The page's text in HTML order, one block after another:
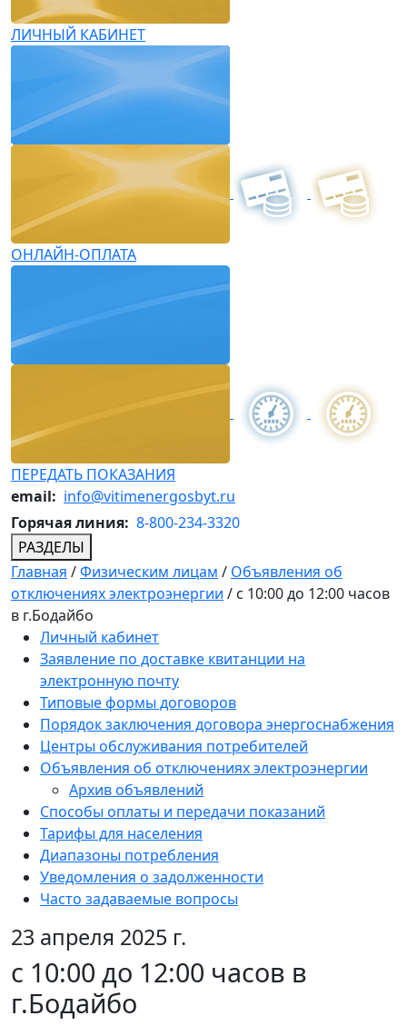
ЛИЧНЫЙ КАБИНЕТ
ОНЛАЙН-ОПЛАТА
ПЕРЕДАТЬ ПОКАЗАНИЯ
email: info@vitimenergosbyt.ru
Горячая линия: 8-800-234-3320
РАЗДЕЛЫ
Главная /Физическим лицам / Объявления об
отключениях электроэнергии / с 10:00 до 12:00 часов
в г.Бодайбо
Личный кабинет
Заявление по доставке квитанции на
электронную почту
Типовые формы договоров
Порядок заключения договора энергоснабжения
Центры обслуживания потребителей
Объявления об отключениях электроэнергии
Архив объявлений
Способы оплаты и передачи показаний
Тарифы для населения
Диапазоны потребления
Уведомления о задолженности
Часто задаваемые вопросы
23 апреля 2025 г.
с 10:00 до 12:00 часов в
г.Бодайбо